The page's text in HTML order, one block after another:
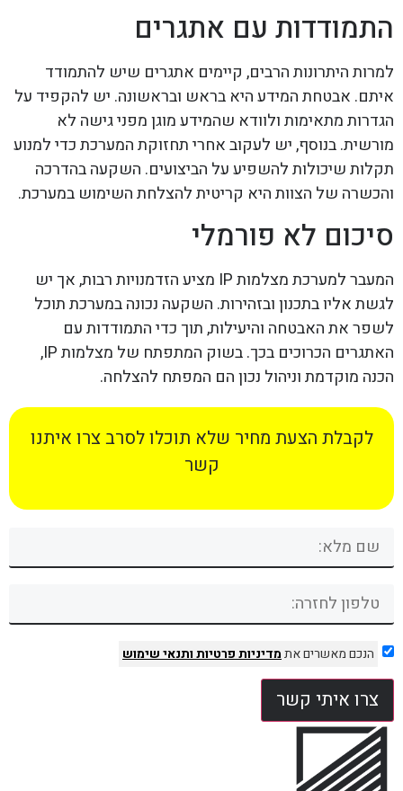
התמודדות עם אתגרים
למרות היתרונות הרבים, קיימים אתגרים שיש להתמודד
איתם. אבטחת המידע היא בראש ובראשונה. יש להקפיד על
הגדרות מתאימות ולוודא שהמידע מוגן מפני גישה לא
מורשית. בנוסף, יש לעקוב אחרי תחזוקת המערכת כדי למנוע
תקלות שיכולות להשפיע על הביצועים. השקעה בהדרכה
והכשרה של הצוות היא קריטית להצלחת השימוש במערכת.
סיכום לא פורמלי
המעבר למערכת מצלמות IP מציע הזדמנויות רבות, אך יש
לגשת אליו בתכנון ובזהירות. השקעה נכונה במערכת תוכל
לשפר את האבטחה והיעילות, תוך כדי התמודדות עם
האתגרים הכרוכים בכך. בשוק המתפתח של מצלמות IP,
הכנה מוקדמת וניהול נכון הם המפתח להצלחה.
לקבלת הצעת מחיר שלא תוכלו לסרב צרו איתנו
קשר
הנכם מאשרים אתמדיניות פרטיותותנאי שימוש
צרו איתי קשר